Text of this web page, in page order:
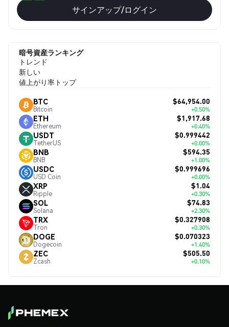
サインアップ/ログイン
暗号資産ランキング
トレンド
新しい
値上がり率トップ
BTC
Bitcoin
$64,954.00
+0.50%
ETH
Ethereum
$1,917.68
+0.40%
USDT
TetherUS
$0.999442
+0.00%
BNB
BNB
$594.35
+1.00%
USDC
USD Coin
$0.999696
+0.00%
XRP
Ripple
$1.04
+0.30%
SOL
Solana
$74.83
+2.30%
TRX
Tron
$0.327908
+0.30%
DOGE
Dogecoin
$0.070323
+1.40%
ZEC
Zcash
$505.50
+0.10%